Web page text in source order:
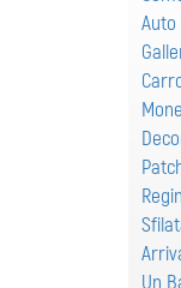
Un